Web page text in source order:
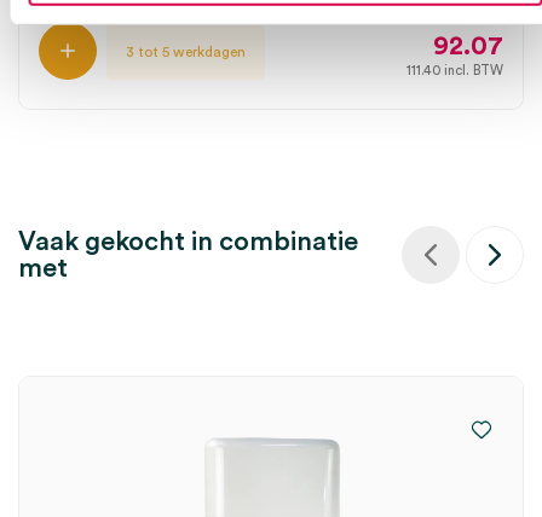
3 tot 5 werkdagen 92.07
111.40 incl. BTW
Vaak gekocht in combinatie
met